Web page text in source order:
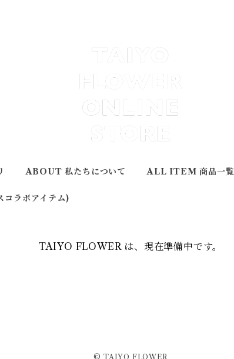
ABOUT 私たちについて ALL ITEM 商品一覧
ラボアイテム)
TAIYO FLOWER は、現在準備中です。
© TAIYO FLOWER